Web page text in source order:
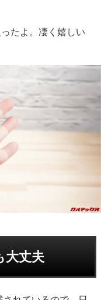
たよ。凄く嬉しい
大丈夫